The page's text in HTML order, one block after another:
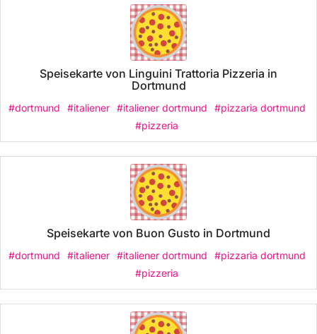
Speisekarte von Linguini Trattoria Pizzeria in
Dortmund
#dortmund #italiener #italiener dortmund
#pizzaria dortmund
#pizzeria
Speisekarte von Buon Gusto in Dortmund
#dortmund #italiener #italiener dortmund
#pizzaria dortmund
#pizzeria